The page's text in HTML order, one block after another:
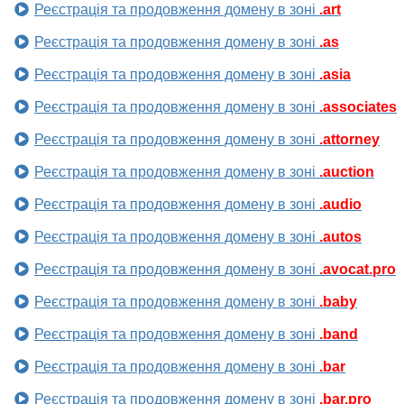
Реєстрація та продовження домену в зоні .art
Реєстрація та продовження домену в зоні .as
Реєстрація та продовження домену в зоні .asia
Реєстрація та продовження домену в зоні .associates
Реєстрація та продовження домену в зоні .attorney
Реєстрація та продовження домену в зоні .auction
Реєстрація та продовження домену в зоні .audio
Реєстрація та продовження домену в зоні .autos
Реєстрація та продовження домену в зоні .avocat.pro
Реєстрація та продовження домену в зоні .baby
Реєстрація та продовження домену в зоні .band
Реєстрація та продовження домену в зоні .bar
Реєстрація та продовження домену в зоні .bar.pro